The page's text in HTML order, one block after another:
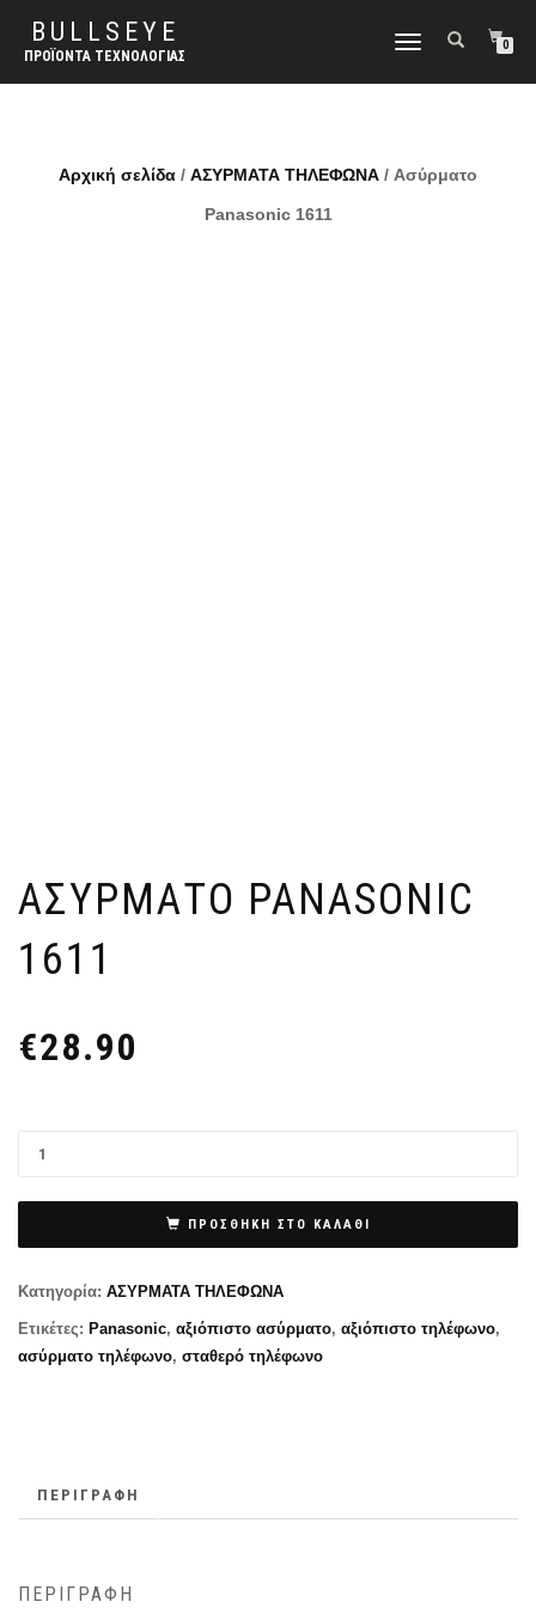
BULLSEYE
ΠΡΟΪΌΝΤΑ ΤΕΧΝΟΛΟΓΊΑΣ
ΕΝΑΛΛΑΓΉ
0
Αρχική σελίδα / ΑΣΥΡΜΑΤΑ ΤΗΛΕΦΩΝΑ / Ασύρματο
Panasonic 1611
ΑΣΎΡΜΑΤΟ PANASONIC
1611
€28.90
ΠΡΟΣΘΉΚΗ ΣΤΟ ΚΑΛΆΘΙ
Κατηγορία: ΑΣΥΡΜΑΤΑ ΤΗΛΕΦΩΝΑ
Ετικέτες: Panasonic, αξιόπιστο ασύρματο, αξιόπιστο τηλέφωνο,
ασύρματο τηλέφωνο, σταθερό τηλέφωνο
ΠΕΡΙΓΡΑΦΉ
ΠΕΡΙΓΡΑΦΉ